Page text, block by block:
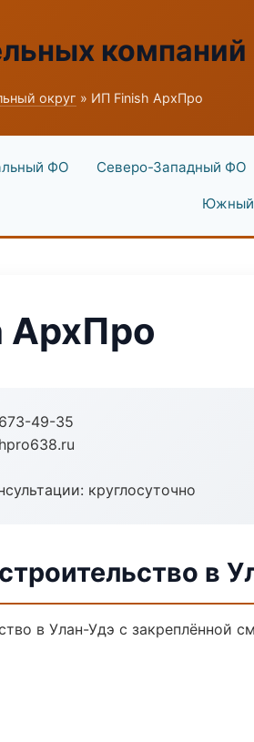
компаний
округ » ИП Finish АрхПро
ФО Северо-Западный ФО
АрхПро
49-35
круглосуточно
в
в Улан-Удэ с закреплённой